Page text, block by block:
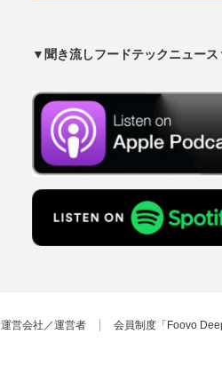
▼聞き流しフードテックニュー
運営会社／運営者 会員制度「Foovo